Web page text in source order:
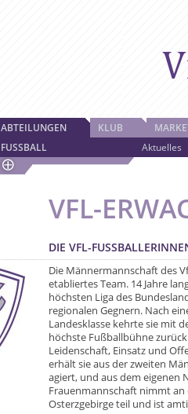
ABTEILUNGEN
FUSSBALL
Aktuelles
KLUB
VFL-
DIE VFL-
Die Männermannschaft des
etabliertes Team. 14 Jahre
höchsten Liga des
regionalen Gegnern. Nach
Landesklasse kehrte sie mit
höchste Fußballbühne
Leidenschaft, Einsatz und
erhält sie aus der zweiten
agiert, und aus dem eigenen
Frauenmannschaft nimmt an
Osterzgebirge teil und ist